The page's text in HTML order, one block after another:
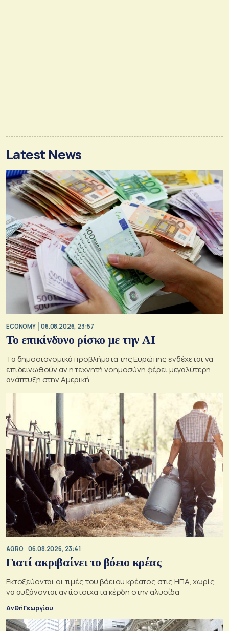
Latest News
ECONOMY 06.08.2026, 23:57
Το επικίνδυνο ρίσκο με την ΑΙ
Τα δημοσιονομικά προβλήματα της Ευρώπης ενδέχεται να
επιδεινωθούν αν η τεχνητή νοημοσύνη φέρει μεγαλύτερη
ανάπτυξη στην Αμερική
AGRO 06.08.2026, 23:41
Γιατί ακριβαίνει το βόειο κρέας
Εκτοξεύονται οι τιμές του βόειου κρέατος στις ΗΠΑ, χωρίς
να αυξάνονται αντίστοιχα τα κέρδη στην αλυσίδα
Ανθή Γεωργίου